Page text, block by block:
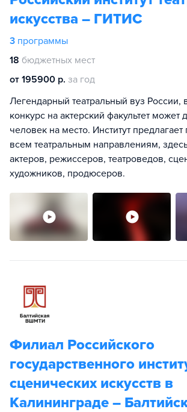
искусства – ГИТИС
3 программы
18 бюджетных мест
от 195900 р. за год
Легендарный театральный вуз России,
конкурс на актерский факультет может
человек на место. Институт
всем театральным направлениям,
актеров, режиссеров, театроведов,
художников, продюсеров.
Филиал Российского
государственного
сценических искусств в
Калининграде –